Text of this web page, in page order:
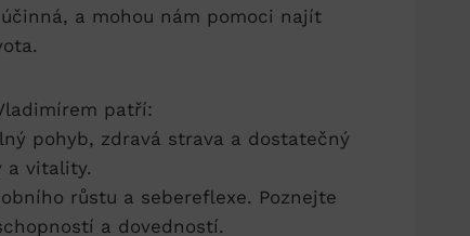
a mohou nám pomoci najít
patří:
pohyb, zdravá strava a dostatečný
a vitality.
růstu a sebereflexe. Poznejte
a dovedností.